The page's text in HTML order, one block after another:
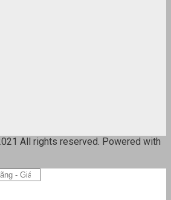
All rights reserved. Powered with